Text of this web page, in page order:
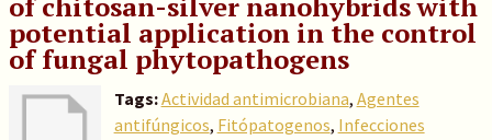
potential application in the control
of fungal phytopathogens
Tags:Actividad antimicrobiana, Agentes
antifúngicos, Fitópatogenos, Infecciones